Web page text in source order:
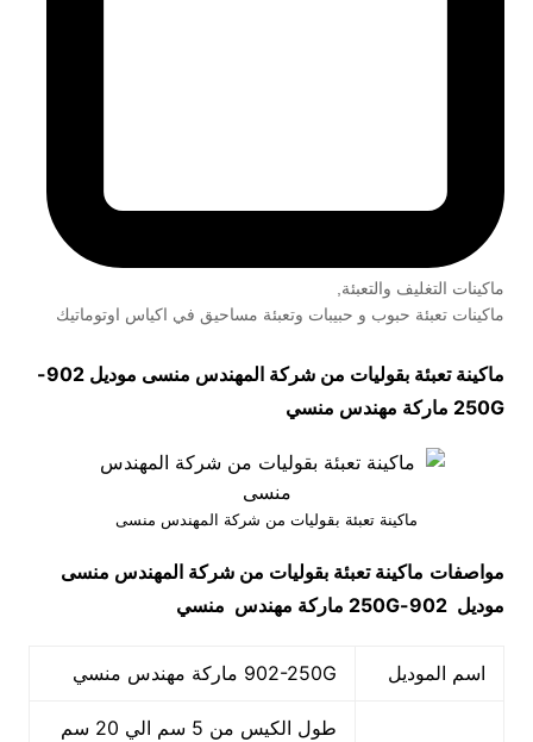
ماكينات التغليف والتعبئة,
ماكينات تعبئة حبوب و حبيبات وتعبئة مساحيق في اكياس اوتوماتيك
ماكينة تعبئة بقوليات من شركة المهندس منسى موديل
902-
250G ماركة مهندس منسي
ماكينة تعبئة بقوليات من شركة المهندس منسى
مواصفات ماكينة تعبئة بقوليات من شركة المهندس منسى
موديل 902-250G ماركة مهندس منسي
اسم الموديل 902-250G ماركة مهندس منسي
طول الكيس من 5 سم الي 20 سم